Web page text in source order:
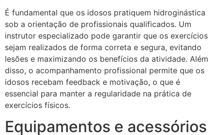
É fundamental que os idosos pratiquem hidroginástica
sob a orientação de profissionais qualificados. Um
instrutor especializado pode garantir que os exercícios
sejam realizados de forma correta e segura, evitando
lesões e maximizando os benefícios da atividade. Além
disso, o acompanhamento profissional permite que os
idosos recebam feedback e motivação, o que é
essencial para manter a regularidade na prática de
exercícios físicos.
Equipamentos e acessórios